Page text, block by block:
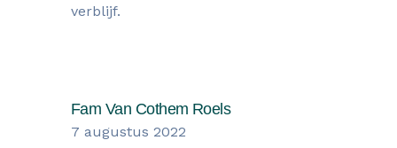
verblijf.
Fam Van Cothem Roels
7 augustus 2022